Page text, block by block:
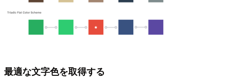
最適な文字色を取得する